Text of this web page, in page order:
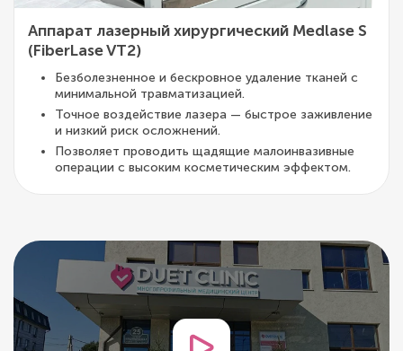
Аппарат лазерный хирургический Medlase S
(FiberLase VT2)
Безболезненное и бескровное удаление тканей с
минимальной травматизацией.
Точное воздействие лазера — быстрое заживление
и низкий риск осложнений.
Позволяет проводить щадящие малоинвазивные
операции с высоким косметическим эффектом.